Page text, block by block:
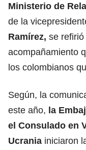
Ministerio de
de la
Ramírez, se
acompañamiento
los colombianos
Según, la
este año, la
el Consulado en
Ucrania iniciaron